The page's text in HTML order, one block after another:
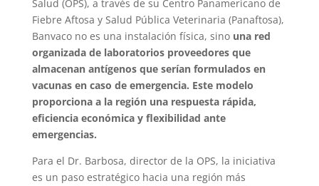
Salud (OPS), a través de su Centro Panamericano de
Fiebre Aftosa y Salud Pública Veterinaria (Panaftosa),
Banvaco no es una instalación física, sino una red
organizada de laboratorios proveedores que
almacenan antígenos que serían formulados en
vacunas en caso de emergencia. Este modelo
proporciona a la región una respuesta rápida,
eficiencia económica y flexibilidad ante
emergencias.
Para el Dr. Barbosa, director de la OPS, la iniciativa
es un paso estratégico hacia una región más